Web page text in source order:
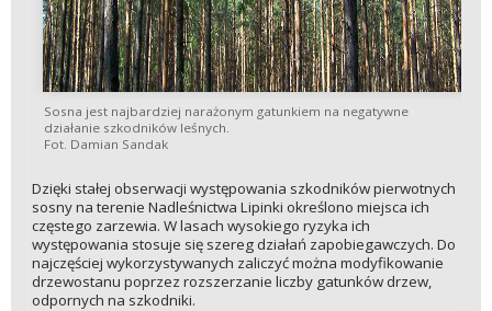
Sosna jest najbardziej narażonym gatunkiem na negatywne
działanie szkodników leśnych.
Fot. Damian Sandak
Dzięki stałej obserwacji występowania szkodników pierwotnych
sosny na terenie Nadleśnictwa Lipinki określono miejsca ich
częstego zarzewia. W lasach wysokiego ryzyka ich
występowania stosuje się szereg działań zapobiegawczych. Do
najczęściej wykorzystywanych zaliczyć można modyfikowanie
drzewostanu poprzez rozszerzanie liczby gatunków drzew,
odpornych na szkodniki.